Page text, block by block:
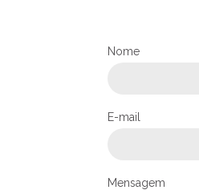
Nome
E-mail
Mensagem